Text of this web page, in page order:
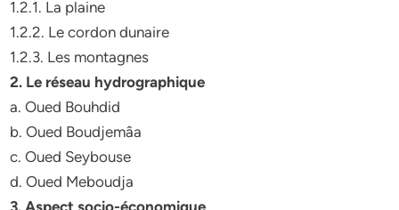
1.2.1. La plaine
1.2.2. Le cordon dunaire
1.2.3. Les montagnes
2. Le réseau hydrographique
a. Oued Bouhdid
b. Oued Boudjemâa
c. Oued Seybouse
d. Oued Meboudja
3. Aspect socio-économique